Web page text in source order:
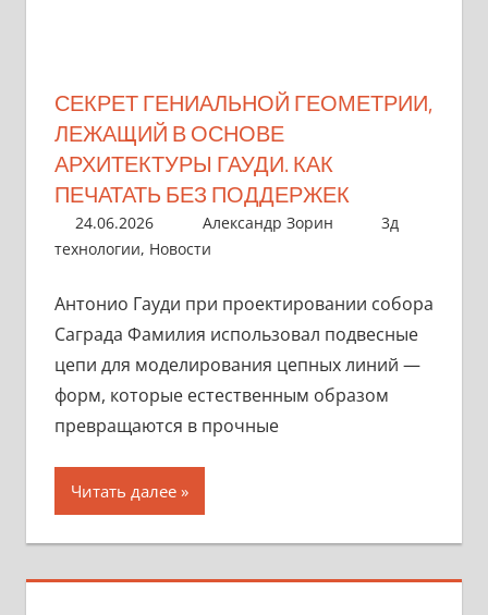
СЕКРЕТ ГЕНИАЛЬНОЙ ГЕОМЕТРИИ,
ЛЕЖАЩИЙ В ОСНОВЕ
АРХИТЕКТУРЫ ГАУДИ. КАК
ПЕЧАТАТЬ БЕЗ ПОДДЕРЖЕК
24.06.2026 Александр Зорин
3д
технологии, Новости
Антонио Гауди при проектировании собора
Саграда Фамилия использовал подвесные
цепи для моделирования цепных линий —
форм, которые естественным образом
превращаются в прочные
Читать далее